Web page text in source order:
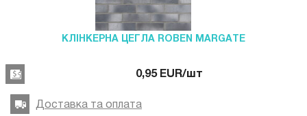
КЛІНКЕРНА ЦЕГЛА ROBEN MARGATE
0,95 EUR/шт
Доставка та оплата